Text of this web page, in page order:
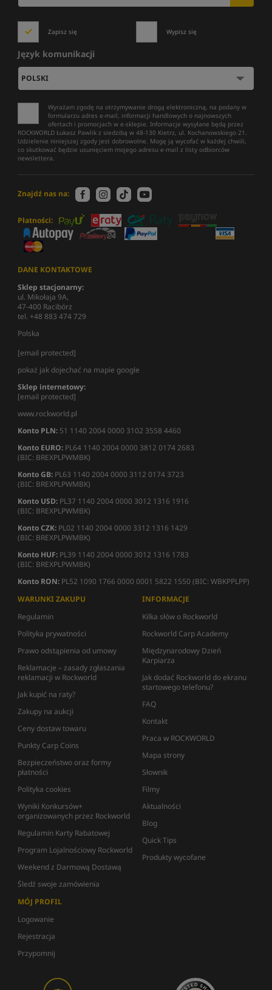
Zapisz się Wypisz się
Język komunikacji
Wyrażam zgodę na otrzymywanie drogą elektroniczną, na podany w
formularzu adres e-mail, informacji handlowych o najnowszych
ofertach i promocjach w e-sklepie. Informacje wysyłane będą przez
ROCKWORLD Łukasz Pawlik z siedzibą w 48-130 Kietrz, ul. Kochanowskiego 21.
Udzielenie niniejszej zgody jest dobrowolne. Mogę ją wycofać w każdej chwili,
co skutkować będzie usunięciem mojego adresu e-mail z listy odbiorców
newslettera.
Znajdź nas na:
Płatności:
DANE KONTAKTOWE
Sklep stacjonarny:
ul. Mikołaja 9A,
47-400 Racibórz
tel. +48 883 474 729
Polska
[email protected]
pokaż jak dojechać na mapie google
Sklep internetowy:
[email protected]
www.rockworld.pl
Konto PLN: 51 1140 2004 0000 3102 3558 4460
Konto EURO: PL64 1140 2004 0000 3812 0174 2683
(BIC: BREXPLPWMBK)
Konto GB: PL63 1140 2004 0000 3112 0174 3723
(BIC: BREXPLPWMBK)
Konto USD: PL37 1140 2004 0000 3012 1316 1916
(BIC: BREXPLPWMBK)
Konto CZK: PL02 1140 2004 0000 3312 1316 1429
(BIC: BREXPLPWMBK)
Konto HUF: PL39 1140 2004 0000 3012 1316 1783
(BIC: BREXPLPWMBK)
Konto RON: PL52 1090 1766 0000 0001 5822 1550 (BIC: WBKPPLPP)
WARUNKI ZAKUPU
Regulamin
Polityka prywatności
Prawo odstąpienia od umowy
Reklamacje – zasady zgłaszania
reklamacji w Rockworld
Jak kupić na raty?
Zakupy na aukcji
Ceny dostaw towaru
Punkty Carp Coins
Bezpieczeństwo oraz formy
płatności
Polityka cookies
Wyniki Konkursów+
organizowanych przez Rockworld
Regulamin Karty Rabatowej
Program Lojalnościowy Rockworld
Weekend z Darmową Dostawą
Śledź swoje zamówienia
INFORMACJE
Kilka słów o Rockworld
Rockworld Carp Academy
Międzynarodowy Dzień
Karpiarza
Jak dodać Rockworld do ekranu
startowego telefonu?
FAQ
Kontakt
Praca w ROCKWORLD
Mapa strony
Słownik
Filmy
Aktualności
Blog
Quick Tips
Produkty wycofane
MÓJ PROFIL
Logowanie
Rejestracja
Przypomnij